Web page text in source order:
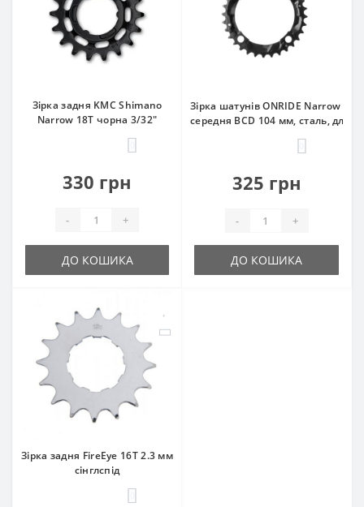
Зірка задня KMC Shimano
Narrow 18T чорна 3/32"
330 грн
- +
ДО КОШИКА
Зірка шатунів ONRIDE Narrow
середня BCD 104 мм, сталь, для
325 грн
- +
ДО КОШИКА
Зірка задня FireEye 16T 2.3 мм
сінглспід